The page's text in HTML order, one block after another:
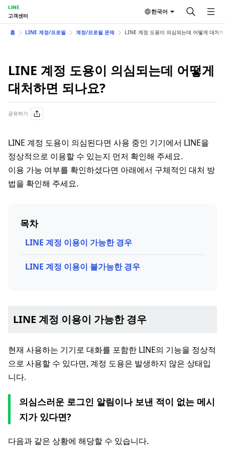
LINE
고객센터
한국어
홈 LINE 계정/프로필 계정/프로필 문제 LINE 계정 도용이 의심되는데 어떻게 대처
LINE 계정 도용이 의심되는데 어떻게
대처하면 되나요?
공유하기
LINE 계정 도용이 의심된다면 사용 중인 기기에서 LINE을
정상적으로 이용할 수 있는지 먼저 확인해 주세요.
이용 가능 여부를 확인하셨다면 아래에서 구체적인 대처 방
법을 확인해 주세요.
목차
LINE 계정 이용이 가능한 경우
LINE 계정 이용이 불가능한 경우
LINE 계정 이용이 가능한 경우
현재 사용하는 기기로 대화를 포함한 LINE의 기능을 정상적
으로 사용할 수 있다면, 계정 도용은 발생하지 않은 상태입
니다.
의심스러운 로그인 알림이나 보낸 적이 없는 메시
지가 있다면?
다음과 같은 상황에 해당할 수 있습니다.